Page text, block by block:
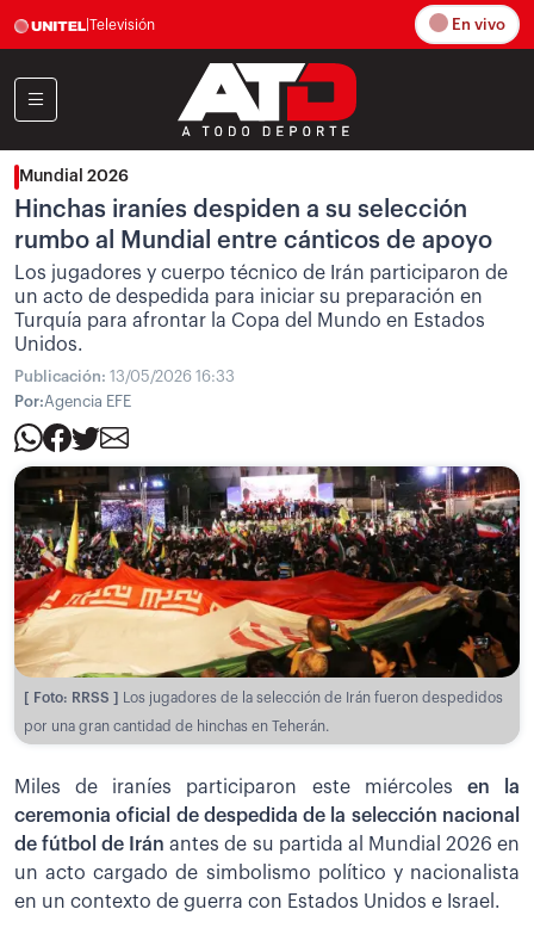
Televisión En vivo
Mundial 2026
Hinchas iraníes despiden a su selección
rumbo al Mundial entre cánticos de apoyo
Los jugadores y cuerpo técnico de Irán participaron de
un acto de despedida para iniciar su preparación en
Turquía para afrontar la Copa del Mundo en Estados
Unidos.
Publicación: 13/05/2026 16:33
Por:Agencia EFE
[ Foto: RRSS ]
Los jugadores de la selección de Irán fueron despedidos
por una gran cantidad de hinchas en Teherán.
Miles de iraníes participaron este miércoles en la
ceremonia oficial de despedida de la selección nacional
de fútbol de Irán antes de su partida al Mundial 2026 en
un acto cargado de simbolismo político y nacionalista
en un contexto de guerra con Estados Unidos e Israel.